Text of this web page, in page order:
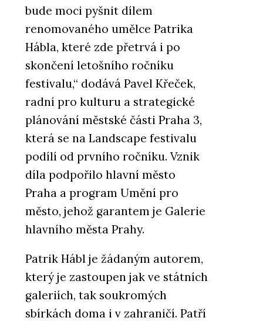
bude moci pyšnit dílem
renomovaného umělce Patrika
Hábla, které zde přetrvá i po
skončení letošního ročníku
festivalu,“ dodává Pavel Křeček,
radní pro kulturu a strategické
plánování městské části Praha 3,
která se na Landscape festivalu
podílí od prvního ročníku. Vznik
díla podpořilo hlavní město
Praha a program Umění pro
město, jehož garantem je Galerie
hlavního města Prahy.
Patrik Hábl je žádaným autorem,
který je zastoupen jak ve státních
galeriích, tak soukromých
sbírkách doma i v zahraničí. Patří